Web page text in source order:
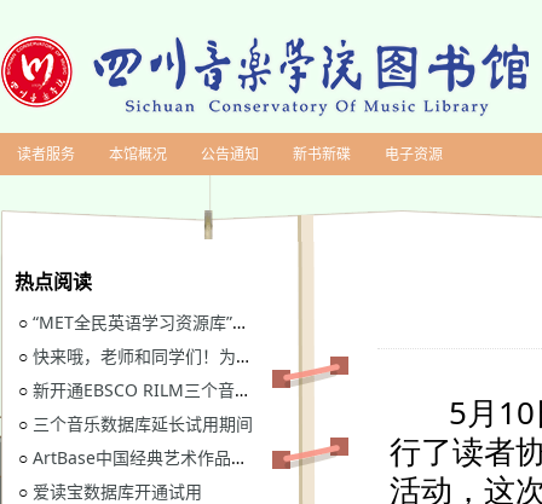
读者服务 本馆概况 公告通知 新书新碟 电子资源
热点阅读
○ “MET全民英语学习资源库”继续开通试用
○ 快来哦，老师和同学们！为川音图书馆“十四五”规划建言献策
○ 新开通EBSCO RILM三个音乐类数据库免费试用
○ 三个音乐数据库延长试用期间
○ ArtBase中国经典艺术作品数据库继续开通试用通知
○ 爱读宝数据库开通试用